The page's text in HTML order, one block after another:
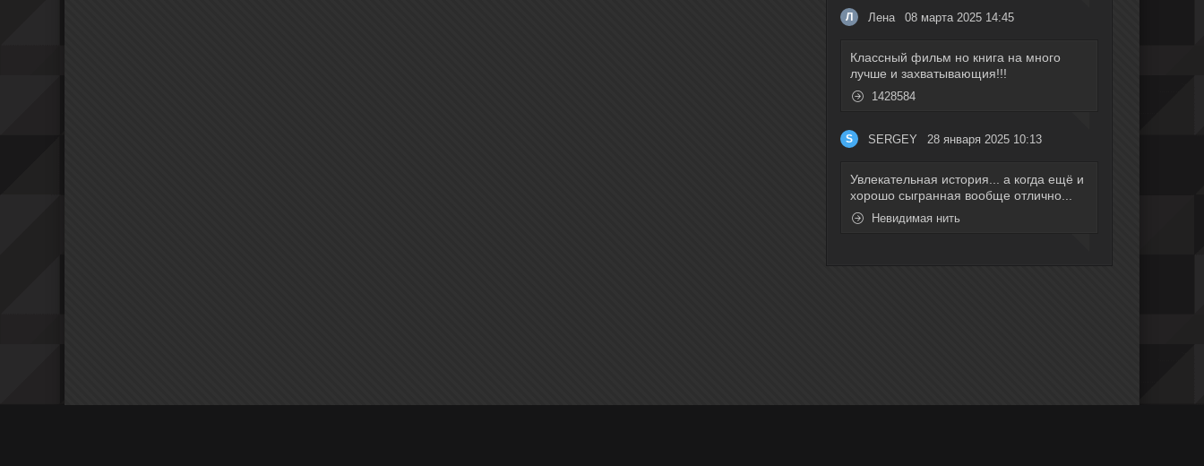
Л Лена 08 марта 2025 14:45
Классный фильм но книга на много
лучше и захватывающия!!!
1428584
S SERGEY 28 января 2025 10:13
Увлекательная история... а когда ещё и
хорошо сыгранная вообще отлично...
Невидимая нить